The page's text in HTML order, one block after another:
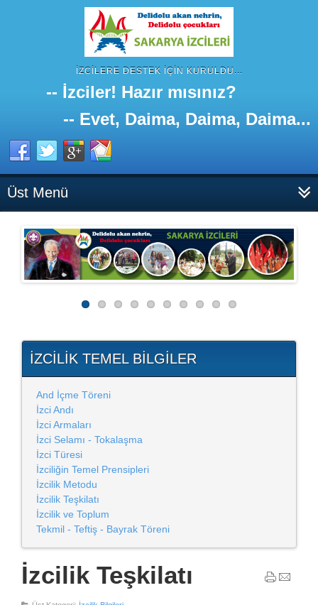
İZCILERE DESTEK IÇIN KURULDU...
-- İzciler! Hazır mısınız?
-- Evet, Daima, Daima, Daima...
Üst Menü
İZCILIK TEMEL BILGILER
And İçme Töreni
İzci Andı
İzci Armaları
İzci Selamı - Tokalaşma
İzci Türesi
İzciliğin Temel Prensipleri
İzcilik Metodu
İzcilik Teşkilatı
İzcilik ve Toplum
Tekmil - Teftiş - Bayrak Töreni
İzcilik Teşkilatı